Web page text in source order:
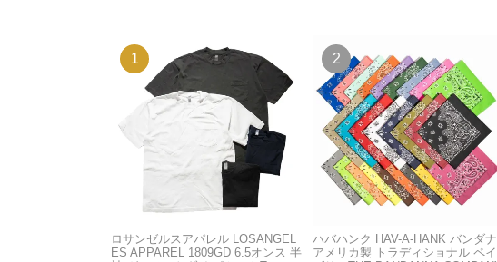
ロサンゼルスアパレル LOSANGEL
ES APPAREL 1809GD 6.5オンス 半
ハバハンク HAV-A-HANK バンダナ
アメリカ製 トラディショナル ペイ